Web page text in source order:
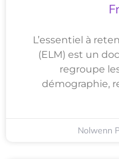
L’essentiel à
(ELM) est un
regroupe
démographie,
Nolwenn